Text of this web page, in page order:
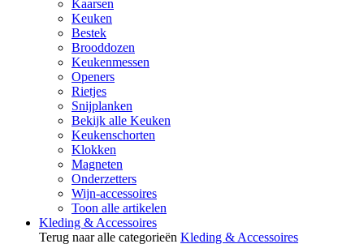
Kaarsen
Keuken
Bestek
Brooddozen
Keukenmessen
Openers
Rietjes
Snijplanken
Bekijk alle Keuken
Keukenschorten
Klokken
Magneten
Onderzetters
Wijn-accessoires
Toon alle artikelen
Kleding & Accessoires
Terug naar alle categorieën Kleding & Accessoires